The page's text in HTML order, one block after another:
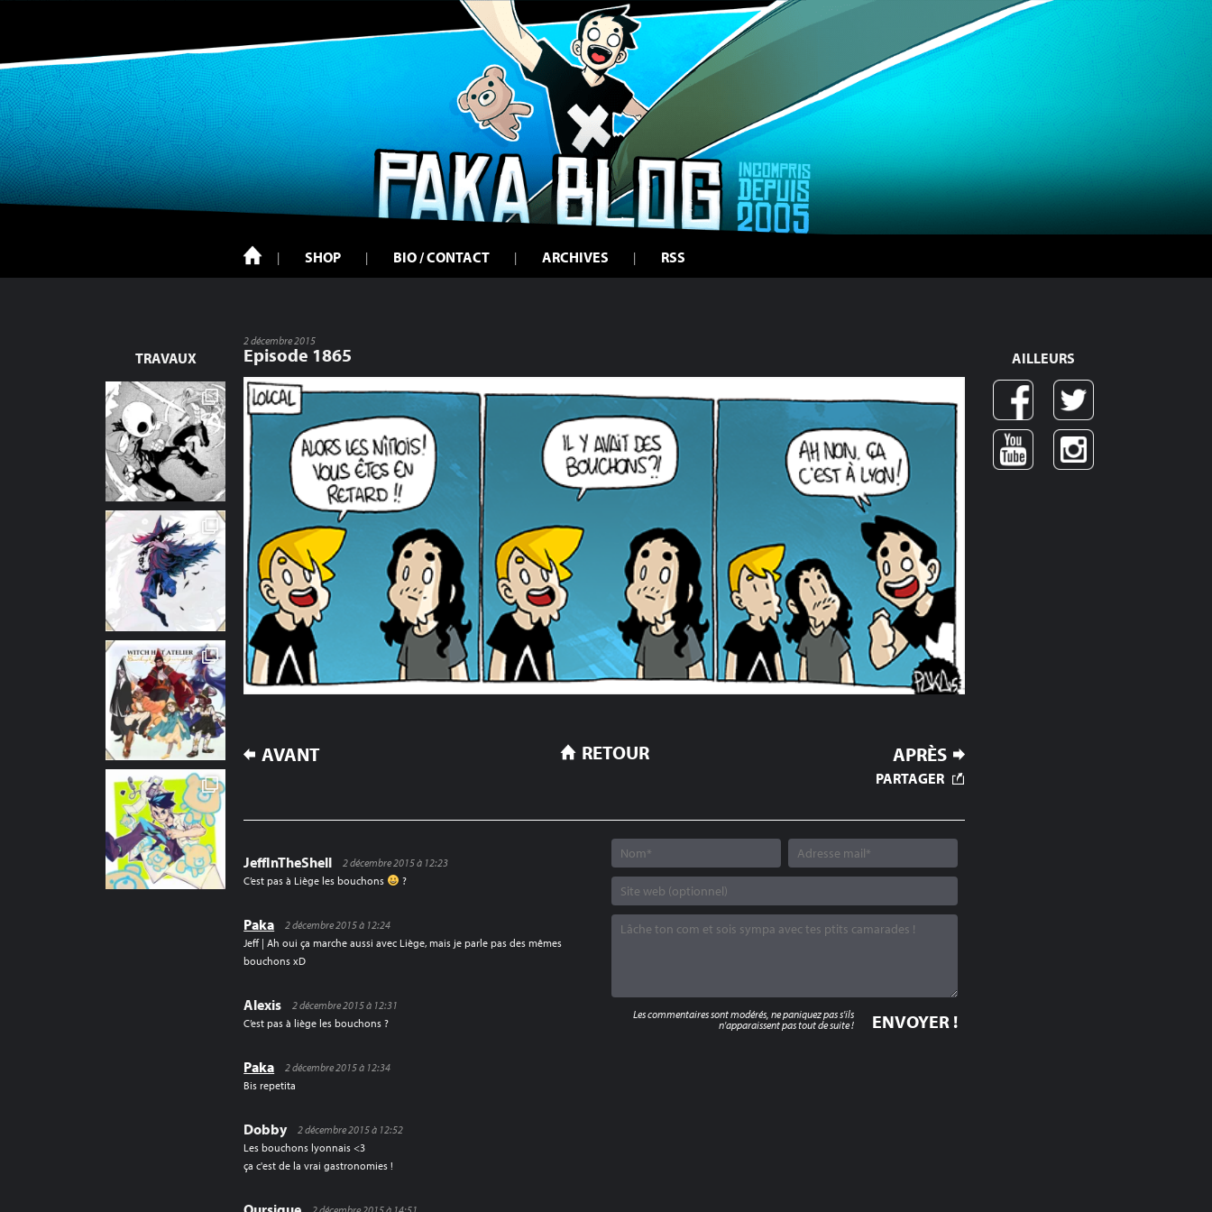
SHOP BIO / CONTACT ARCHIVES RSS
TRAVAUX
2 décembre 2015
Episode 1865
NAVIGATION
AVANT APRÈS
RETOUR
PARTAGER
JeffInTheShell
2 décembre 2015 à 12:23
C’est pas à Liège les bouchons
?
Paka
2 décembre 2015 à 12:24
Jeff | Ah oui ça marche aussi avec Liège, mais je parle pas des mêmes
bouchons xD
Alexis
2 décembre 2015 à 12:31
C’est pas à liège les bouchons ?
Paka
2 décembre 2015 à 12:34
Bis repetita
Dobby
2 décembre 2015 à 12:52
Les bouchons lyonnais <3
ça c'est de la vrai gastronomies !
Les commentaires sont modérés, ne paniquez pas s'ils
n'apparaissent pas tout de suite !
AILLEURS